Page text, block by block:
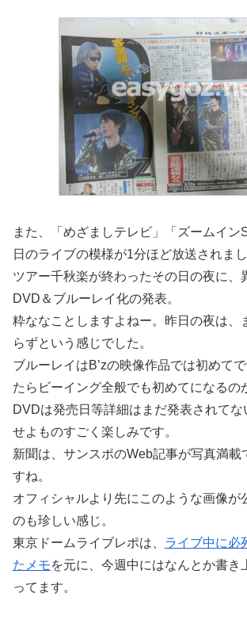
また、「めざましテレビ」「ズームイン
日のライブの模様が1分ほど放送されまし
ツアー千秋楽が終わったその日の夜に、
DVD＆ブルーレイ化の発表。
粋ななことしますよねー。昨日の夜は、
らずという感じでした。
ブルーレイはB’zの映像作品では初めて
たらビーイング全般でも初めてになるの
DVDは発売日等詳細はまだ発表されてな
せよものすごく楽しみです。
新聞は、サンスポのWeb記事が写真満載
すね。
オフィシャルより先にこのような画像が
のも珍しい感じ。
東京ドームライブレポは、 ライブ中に必
たメモを元に、今週中にはなんとか書き
ってます。